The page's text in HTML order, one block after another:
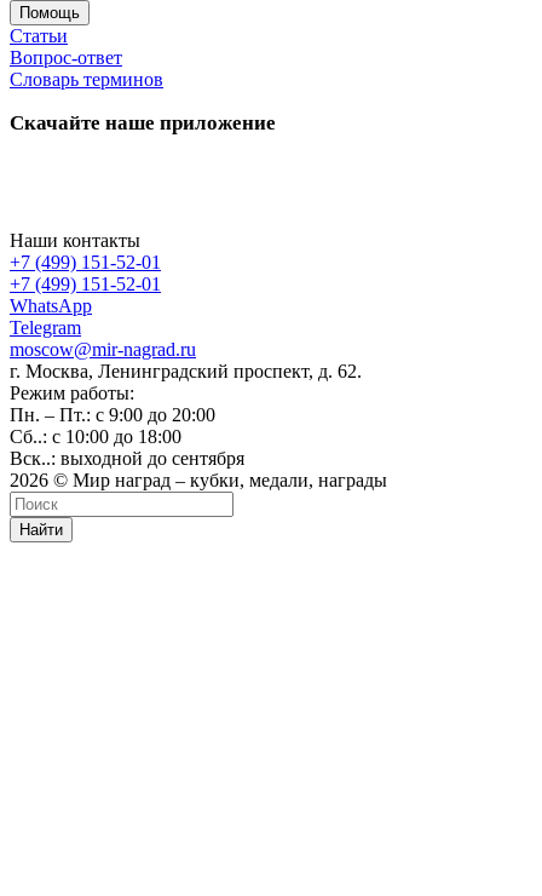
Помощь
Статьи
Вопрос-ответ
Словарь терминов
Скачайте наше приложение
Наши контакты
+7 (499) 151-52-01
+7 (499) 151-52-01
WhatsApp
Telegram
moscow@mir-nagrad.ru
г. Москва, Ленинградский проспект, д. 62.
Режим работы:
Пн. – Пт.: с 9:00 до 20:00
Сб..: с 10:00 до 18:00
Вск..: выходной до сентября
2026 © Мир наград – кубки, медали, награды
Найти